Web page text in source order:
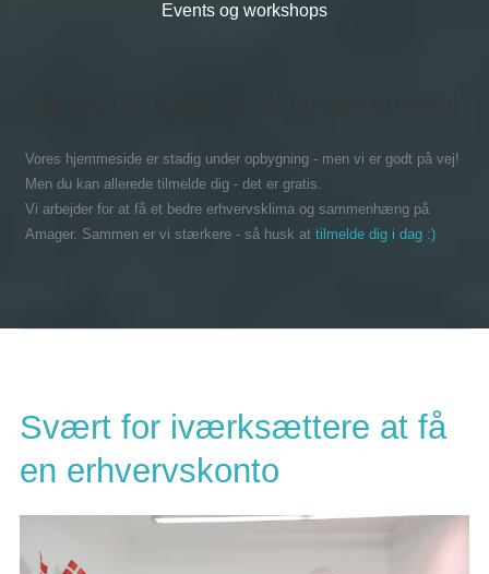
Events og workshops
Vores hjemmeside er stadig under opbygning - men vi er godt på vej!
Men du kan allerede tilmelde dig - det er gratis.
Vi arbejder for at få et bedre erhvervsklima og sammenhæng på
Amager. Sammen er vi stærkere - så husk at tilmelde dig i dag :)
Svært for iværksættere at få
en erhvervskonto